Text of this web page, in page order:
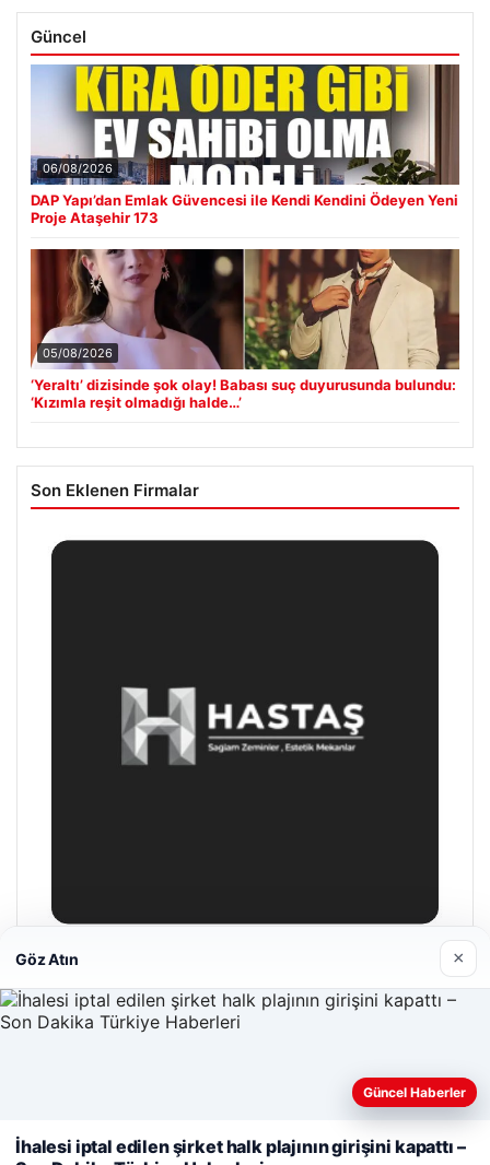
Güncel
06/08/2026
DAP Yapı’dan Emlak Güvencesi ile Kendi Kendini Ödeyen Yeni
Proje Ataşehir 173
05/08/2026
‘Yeraltı’ dizisinde şok olay! Babası suç duyurusunda bulundu:
‘Kızımla reşit olmadığı halde…’
Son Eklenen Firmalar
Hastaş Beton
26/05/2026
Web sitemizi nasıl kullandığınızı daha iyi anlayabilmek,
kullanıyoruz. Çerez Politikamız
Göz Atın ×
Güncel Haberler
İhalesi iptal edilen şirket halk plajının girişini kapattı –